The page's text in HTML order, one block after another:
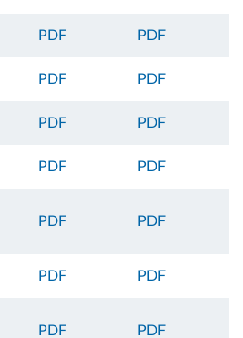
PDF PDF
PDF PDF
PDF PDF
PDF PDF
PDF PDF
PDF PDF
PDF PDF